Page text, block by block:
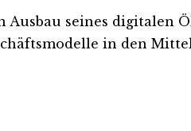
seines digitalen
in den